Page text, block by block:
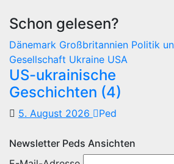
Schon gelesen?
Dänemark Großbritannien Politik
Gesellschaft Ukraine USA
US-ukrainische
Geschichten (4)
5. August 2026 Ped
Newsletter Peds Ansichten